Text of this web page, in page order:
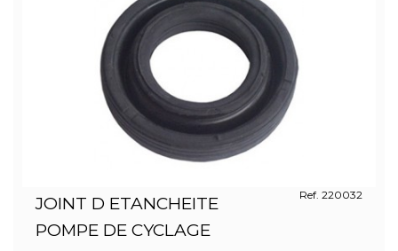
JOINT D ETANCHEITE
POMPE DE CYCLAGE
Ref. 220032